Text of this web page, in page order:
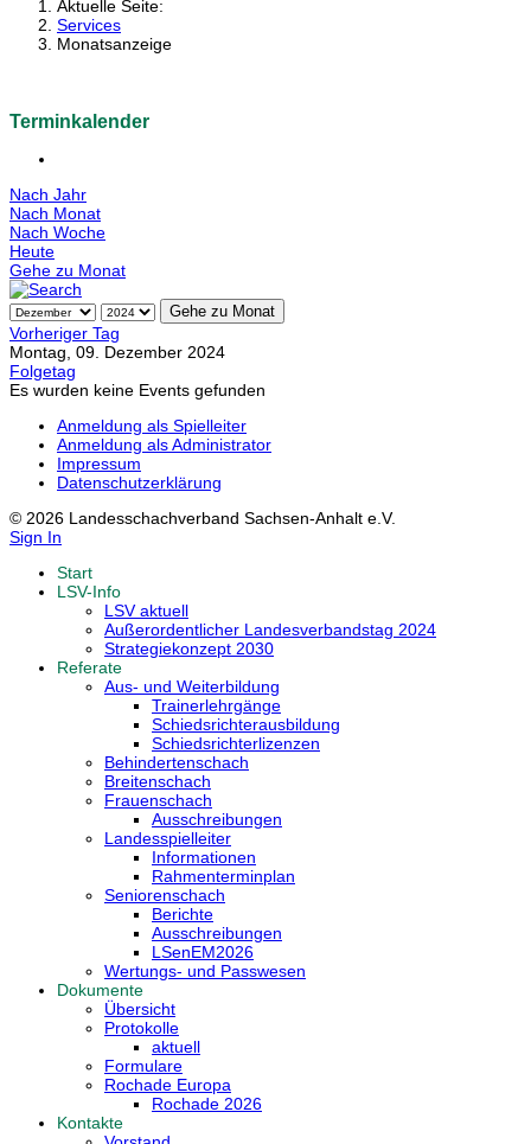
Aktuelle Seite:
Services
Monatsanzeige
Terminkalender
Nach Jahr
Nach Monat
Nach Woche
Heute
Gehe zu Monat
Gehe zu Monat
Vorheriger Tag
Montag, 09. Dezember 2024
Folgetag
Es wurden keine Events gefunden
Anmeldung als Spielleiter
Anmeldung als Administrator
Impressum
Datenschutzerklärung
© 2026 Landesschachverband Sachsen-Anhalt e.V.
Sign In
Start
LSV-Info
LSV aktuell
Außerordentlicher Landesverbandstag 2024
Strategiekonzept 2030
Referate
Aus- und Weiterbildung
Trainerlehrgänge
Schiedsrichterausbildung
Schiedsrichterlizenzen
Behindertenschach
Breitenschach
Frauenschach
Ausschreibungen
Landesspielleiter
Informationen
Rahmenterminplan
Seniorenschach
Berichte
Ausschreibungen
LSenEM2026
Wertungs- und Passwesen
Dokumente
Übersicht
Protokolle
aktuell
Formulare
Rochade Europa
Rochade 2026
Kontakte